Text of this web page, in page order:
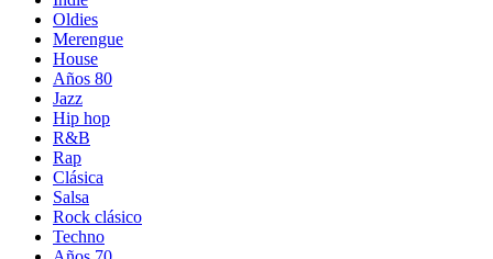
Oldies
Merengue
House
Años 80
Jazz
Hip hop
R&B
Rap
Clásica
Salsa
Rock clásico
Techno